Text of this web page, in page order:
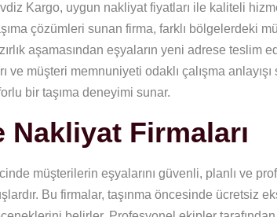
Kargo, uygun nakliyat fiyatları ile kaliteli
çözümleri sunan firma, farklı bölgelerdeki
aşamasından eşyaların yeni adrese teslim
müşteri memnuniyeti odaklı çalışma
bir taşıma deneyimi sunar.
Firmaları
müşterilerin eşyalarını güvenli, planlı ve
Bu firmalar, taşınma öncesinde ücretsiz